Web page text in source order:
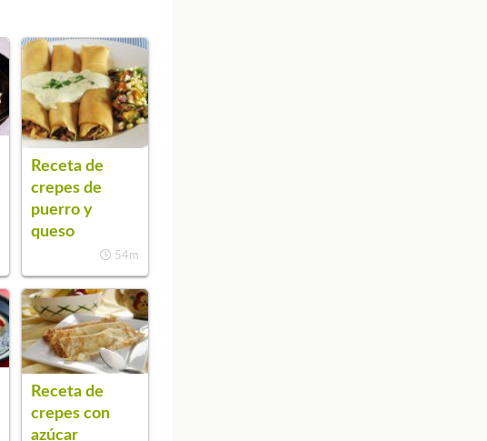
Receta de
crepes de
puerro y
queso
54m
Receta de
crepes con
azúcar